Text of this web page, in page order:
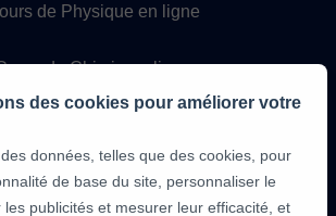
de Physique en ligne
de Chimie en ligne
des cookies pour améliorer votre
données, telles que des cookies, pour
de base du site, personnaliser le
publicités et mesurer leur efficacité, et